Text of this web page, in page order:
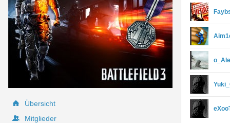
Übersicht
Mitglieder